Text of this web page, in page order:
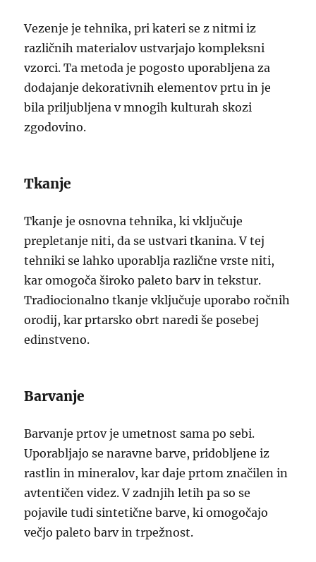
Vezenje je tehnika, pri kateri se z nitmi iz
različnih materialov ustvarjajo kompleksni
vzorci. Ta metoda je pogosto uporabljena za
dodajanje dekorativnih elementov prtu in je
bila priljubljena v mnogih kulturah skozi
zgodovino.
Tkanje
Tkanje je osnovna tehnika, ki vključuje
prepletanje niti, da se ustvari tkanina. V tej
tehniki se lahko uporablja različne vrste niti,
kar omogoča široko paleto barv in tekstur.
Tradiocionalno tkanje vključuje uporabo ročnih
orodij, kar prtarsko obrt naredi še posebej
edinstveno.
Barvanje
Barvanje prtov je umetnost sama po sebi.
Uporabljajo se naravne barve, pridobljene iz
rastlin in mineralov, kar daje prtom značilen in
avtentičen videz. V zadnjih letih pa so se
pojavile tudi sintetične barve, ki omogočajo
večjo paleto barv in trpežnost.